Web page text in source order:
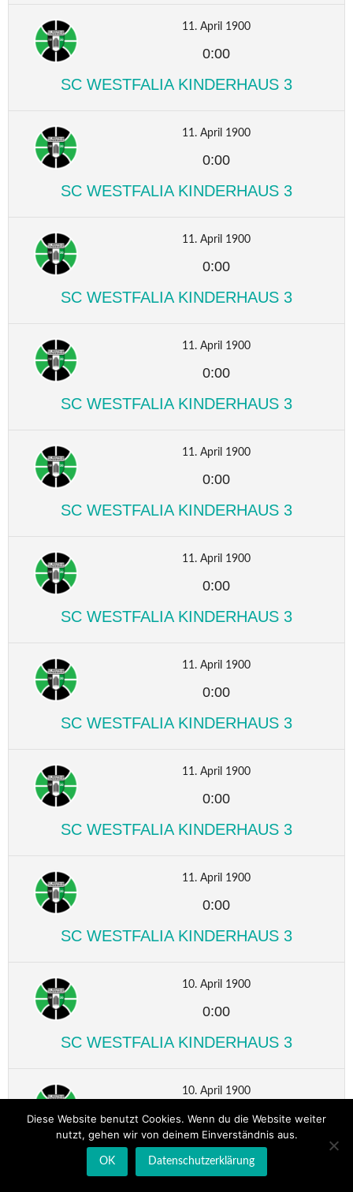
11. April 1900
0:00
SC WESTFALIA KINDERHAUS 3
11. April 1900
0:00
SC WESTFALIA KINDERHAUS 3
11. April 1900
0:00
SC WESTFALIA KINDERHAUS 3
11. April 1900
0:00
SC WESTFALIA KINDERHAUS 3
11. April 1900
0:00
SC WESTFALIA KINDERHAUS 3
11. April 1900
0:00
SC WESTFALIA KINDERHAUS 3
11. April 1900
0:00
SC WESTFALIA KINDERHAUS 3
11. April 1900
0:00
SC WESTFALIA KINDERHAUS 3
11. April 1900
0:00
SC WESTFALIA KINDERHAUS 3
10. April 1900
0:00
SC WESTFALIA KINDERHAUS 3
10. April 1900
0:00
SC WESTFALIA KINDERHAUS 3
Diese Website benutzt Cookies. Wenn du die Website weiter
nutzt, gehen wir von deinem Einverständnis aus.
OK Datenschutzerklärung